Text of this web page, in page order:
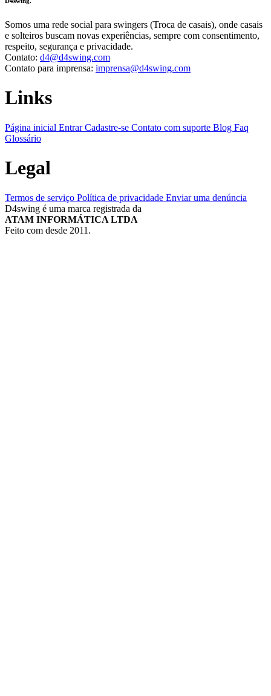
Somos uma rede social para swingers (Troca de casais), onde casais
e solteiros buscam novas experiências, sempre com consentimento,
respeito, segurança e privacidade.
Contato: d4@d4swing.com
Contato para imprensa: imprensa@d4swing.com
Links
Página inicial EntrarCadastre-se Contato com suporte Blog Faq
Glossário
Legal
Termos de serviço Política de privacidade Enviar uma denúncia
D4swing é uma marca registrada da
ATAM INFORMÁTICA LTDA
Feito com desde 2011.